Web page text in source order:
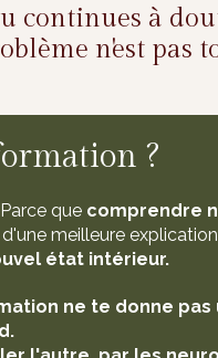
continues à
n'est pas
?
que comprendre
meilleure
état intérieur.
ne te donne pas